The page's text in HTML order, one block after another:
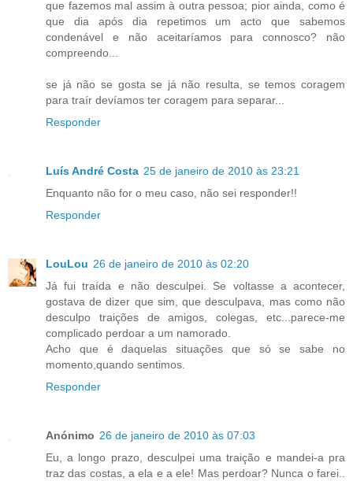
que fazemos mal assim à outra pessoa; pior ainda, como é
que dia após dia repetimos um acto que sabemos
condenável e não aceitaríamos para connosco? não
compreendo...
se já não se gosta se já não resulta, se temos coragem
para traír devíamos ter coragem para separar...
Responder
Luís André Costa 25 de janeiro de 2010 às 23:21
Enquanto não for o meu caso, não sei responder!!
Responder
LouLou 26 de janeiro de 2010 às 02:20
Já fui traída e não desculpei. Se voltasse a acontecer,
gostava de dizer que sim, que desculpava, mas como não
desculpo traições de amigos, colegas, etc...parece-me
complicado perdoar a um namorado.
Acho que é daquelas situações que só se sabe no
momento,quando sentimos.
Responder
Anónimo 26 de janeiro de 2010 às 07:03
Eu, a longo prazo, desculpei uma traição e mandei-a pra
traz das costas, a ela e a ele! Mas perdoar? Nunca o farei..